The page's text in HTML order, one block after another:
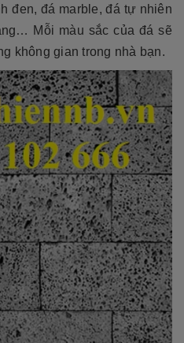
đen, đá marble, đá tự nhiên
Mỗi màu sắc của đá sẽ
không gian trong nhà bạn.